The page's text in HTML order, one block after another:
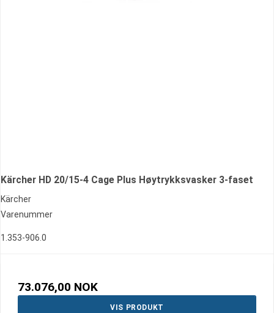
Kärcher HD 20/15-4 Cage Plus Høytrykksvasker 3-faset
Kärcher
Varenummer
1.353-906.0
73.076,00 NOK
VIS PRODUKT